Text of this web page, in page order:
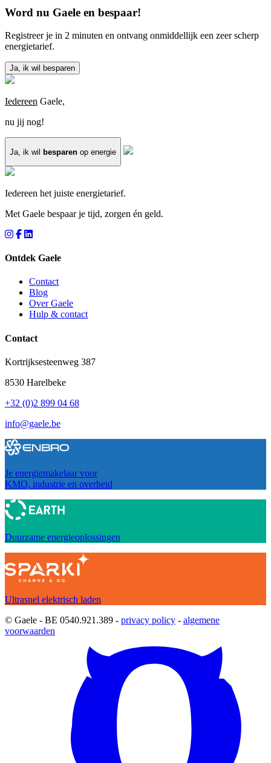
Word nu Gaele en bespaar!
Registreer je in 2 minuten en ontvang onmiddellijk een zeer scherp
energietarief.
Ja, ik wil besparen
Iedereen Gaele,
nu jij nog!
Ja, ik wil besparen op energie
Iedereen het juiste energietarief.
Met Gaele bespaar je tijd, zorgen én geld.
Ontdek Gaele
Contact
Blog
Over Gaele
Hulp & contact
Contact
Kortrijksesteenweg 387
8530 Harelbeke
+32 (0)2 899 04 68
info@gaele.be
Je energiemakelaar voor
KMO, industrie en overheid
Duurzame energieoplossingen
Ultrasnel elektrisch laden
© Gaele - BE 0540.921.389 - privacy policy - algemene
voorwaarden